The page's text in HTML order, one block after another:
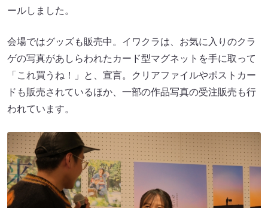
ールしました。
会場ではグッズも販売中。イワクラは、お気に入りのクラ
ゲの写真があしらわれたカード型マグネットを手に取って
「これ買うね！」と、宣言。クリアファイルやポストカー
ドも販売されているほか、一部の作品写真の受注販売も行
われています。